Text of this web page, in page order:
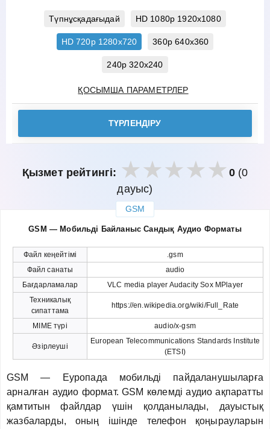
Түпнұсқадағыдай HD 1080p 1920x1080
HD 720p 1280x720 360p 640x360
240p 320x240
ҚОСЫМША ПАРАМЕТРЛЕР
ТҮРЛЕНДІРУ
Қызмет рейтингі: 0(0
дауыс)
GSM
GSM — Мобильді Байланыс Сандық Аудио Форматы
Файл кеңейтімі
.gsm
Файл санаты
audio
Бағдарламалар
VLC media player Audacity Sox MPlayer
Техникалық
сипаттама
https://en.wikipedia.org/wiki/Full_Rate
MIME түрі audio/x-gsm
Әзірлеуші
European Telecommunications Standards Institute
(ETSI)
GSM — Еуропада мобильді пайдаланушыларға
арналған аудио формат. GSM көлемді аудио ақпаратты
қамтитын файлдар үшін қолданылады, дауыстық
жазбаларды, оның ішінде телефон қоңырауларын